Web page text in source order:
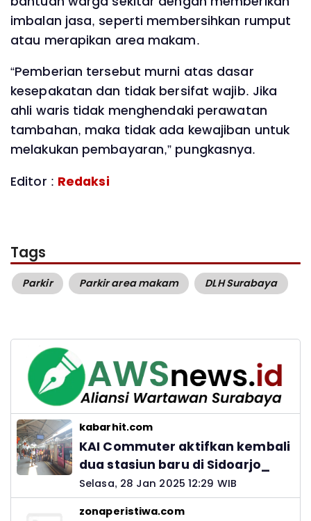
imbalan jasa, seperti membersihkan rumput
atau merapikan area makam.
“Pemberian tersebut murni atas dasar
kesepakatan dan tidak bersifat wajib. Jika
ahli waris tidak menghendaki perawatan
tambahan, maka tidak ada kewajiban untuk
melakukan pembayaran,” pungkasnya.
Editor : Redaksi
Tags
Parkir Parkir area makam DLH Surabaya
kabarhit.com
KAI Commuter aktifkan kembali
dua stasiun baru di Sidoarjo_
Selasa, 28 Jan 2025 12:29 WIB
zonaperistiwa.com